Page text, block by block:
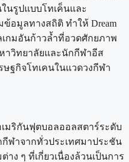
นรูปแบบโทเค็นและ
อมูลทางสถิติ ทำให้ Dream
เกมอันก้าวล้ำที่อวดศักยภาพ
าวิทยาลัยและนักกีฬาอีส
ฐกิจโทเคนในแวดวงกีฬา
มริกันฟุตบอลออลสตาร์ระดับ
ฬาจากทั่วประเทศมาประชัน
ง ๆ ที่เกี่ยวเนื่องล้วนเป็นการ